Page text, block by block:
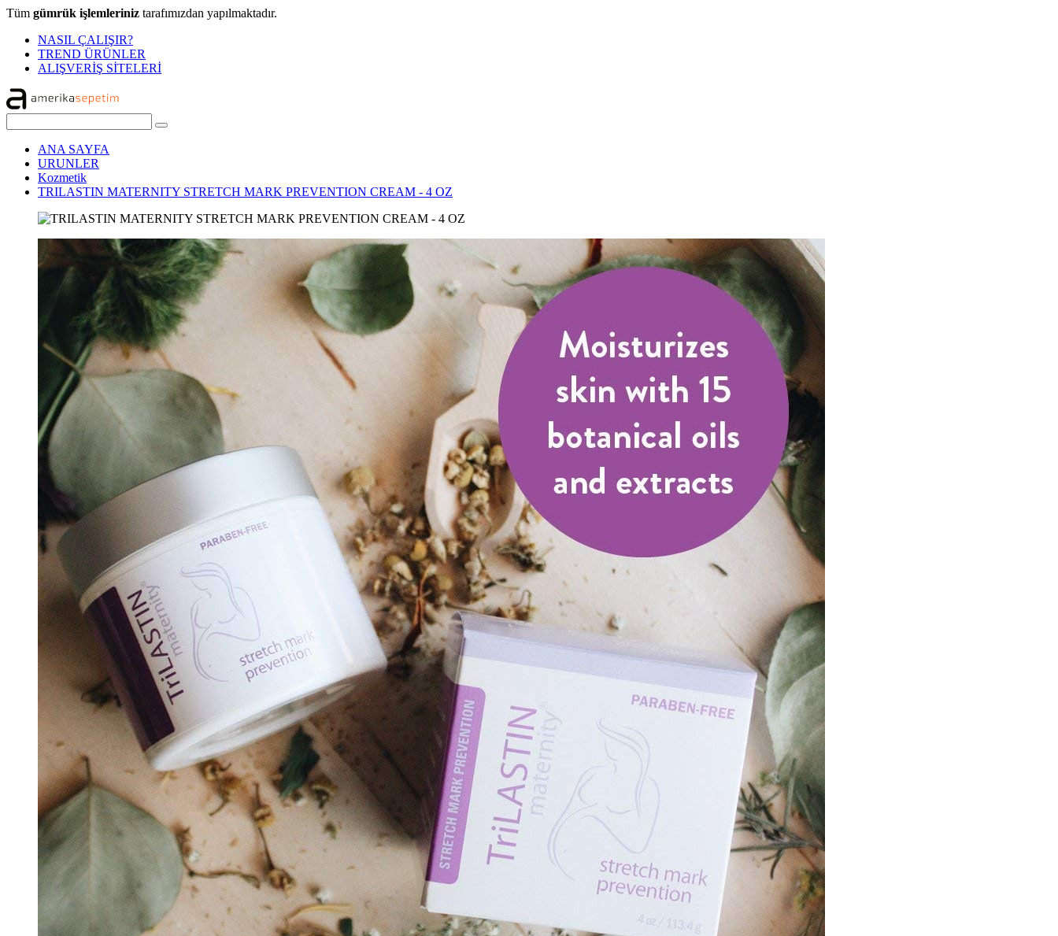
Tüm gümrük işlemleriniz tarafımızdan yapılmaktadır.
NASIL ÇALIŞIR?
TREND ÜRÜNLER
ALIŞVERİŞ SİTELERİ
ANA SAYFA
URUNLER
Kozmetik
TRILASTIN MATERNITY STRETCH MARK PREVENTION CREAM - 4 OZ